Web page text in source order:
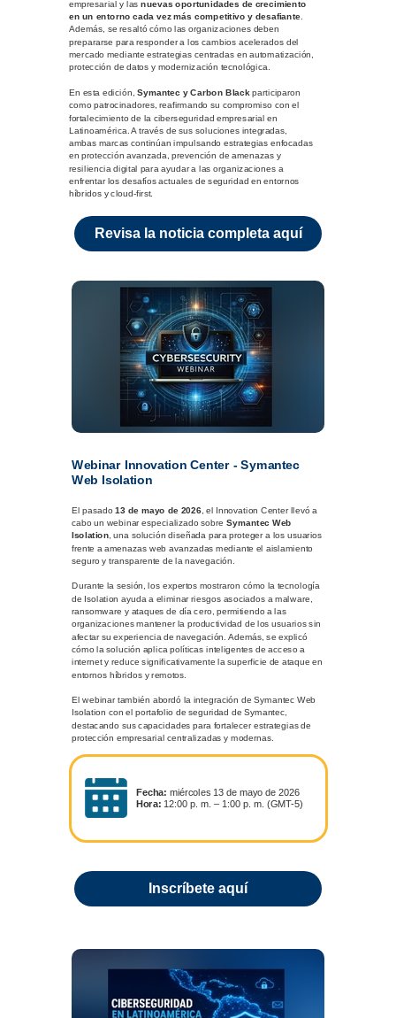
empresarial y lasnuevas oportunidades de crecimiento
en un entorno cada vez más competitivo y desafiante.
Además, se resaltó cómo las organizaciones deben
prepararse para responder a los cambios acelerados del
mercado mediante estrategias centradas en automatización,
protección de datos y modernización tecnológica.
En esta edición, Symantec y Carbon Black participaron
como patrocinadores, reafirmando su compromiso con el
fortalecimiento de la ciberseguridad empresarial en
Latinoamérica. A través de sus soluciones integradas,
ambas marcas continúan impulsando estrategias enfocadas
en protección avanzada, prevención de amenazas y
resiliencia digital para ayudar a las organizaciones a
enfrentar los desafíos actuales de seguridad en entornos
híbridos y cloud-first.
Webinar Innovation Center - Symantec
Web Isolation
El pasado 13 de mayo de 2026, el Innovation Center llevó a
cabo un webinar especializado sobre Symantec Web
Isolation, una solución diseñada para proteger a los usuarios
frente a amenazas web avanzadas mediante el aislamiento
seguro y transparente de la navegación.
Durante la sesión, los expertos mostraron cómo la tecnología
de Isolation ayuda a eliminar riesgos asociados a malware,
ransomware y ataques de día cero, permitiendo a las
organizaciones mantener la productividad de los usuarios sin
afectar su experiencia de navegación. Además, se explicó
cómo la solución aplica políticas inteligentes de acceso a
internet y reduce significativamente la superficie de ataque en
entornos híbridos y remotos.
El webinar también abordó la integración de Symantec Web
Isolation con el portafolio de seguridad de Symantec,
destacando sus capacidades para fortalecer estrategias de
protección empresarial centralizadas y modernas.
Revisa la noticia completa aquí
Inscríbete aquí
Fecha: miércoles 13 de mayo de 2026
Hora:12:00 p. m. – 1:00 p. m. (GMT-5)